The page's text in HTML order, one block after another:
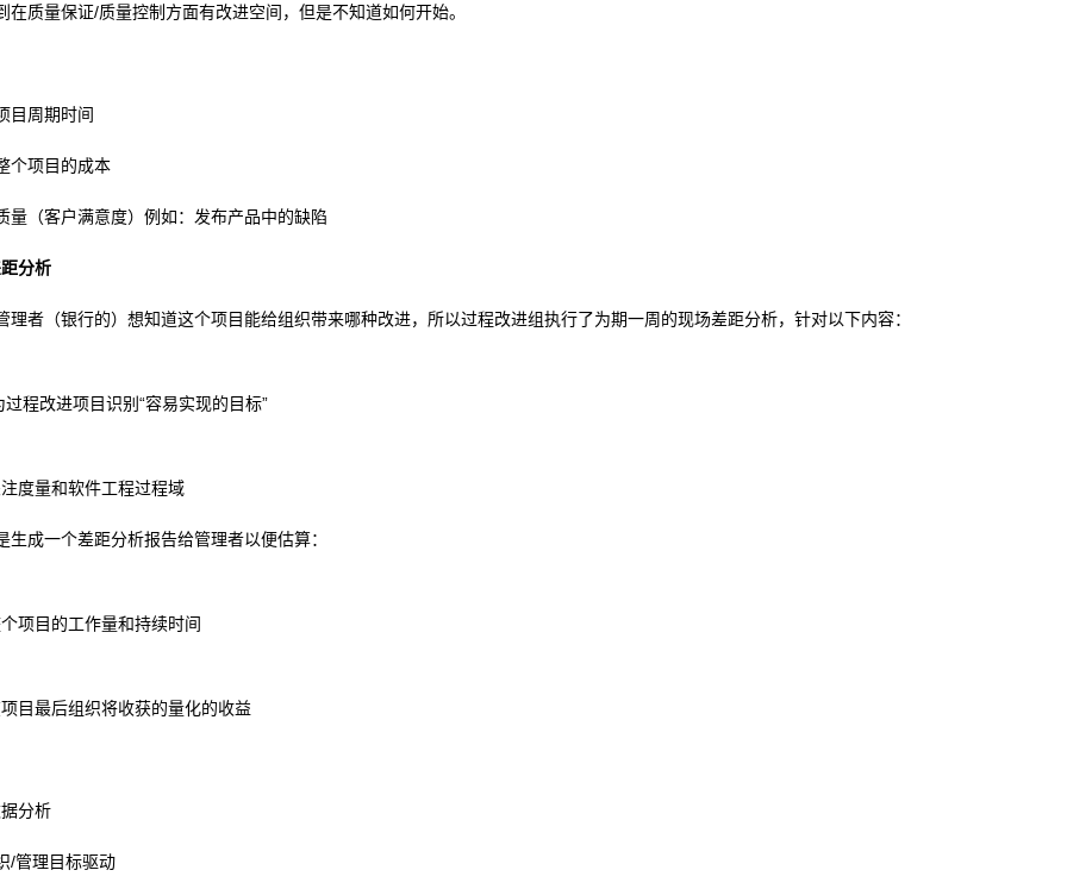
质量保证/质量控制方面有改进空间，但是不知道如何开始。
目周期时间
个项目的成本
量（客户满意度）例如：发布产品中的缺陷
分析
理者（银行的）想知道这个项目能给组织带来哪种改进，所以过程改进组执行了为期一周的现场差距分析，针对以下内容：
程改进项目识别“容易实现的目标”
度量和软件工程过程域
生成一个差距分析报告给管理者以便估算：
项目的工作量和持续时间
目最后组织将收获的量化的收益
分析
/管理目标驱动